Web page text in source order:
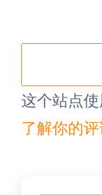
这个站点使
了解你的